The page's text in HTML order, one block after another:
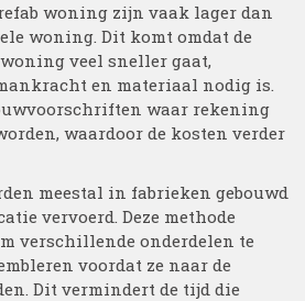
woning zijn vaak lager dan
woning. Dit komt omdat de
veel sneller gaat,
en materiaal nodig is.
waar rekening
waardoor de kosten verder
meestal in fabrieken gebouwd
vervoerd. Deze methode
verschillende onderdelen te
voordat ze naar de
Dit vermindert de tijd die